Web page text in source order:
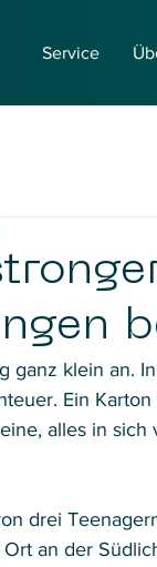
Service
ganz klein an.
Ein
alles in
drei
an der